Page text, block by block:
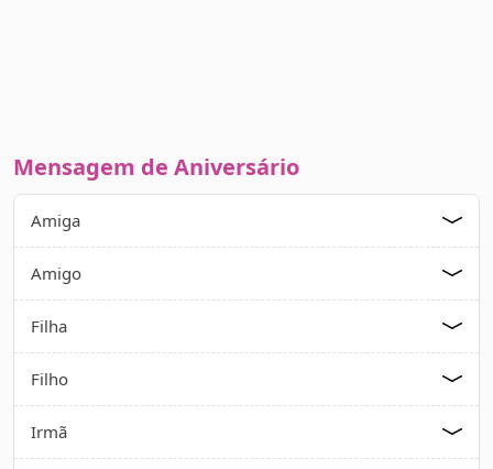
Mensagem de Aniversário
Amiga
Amigo
Filha
Filho
Irmã